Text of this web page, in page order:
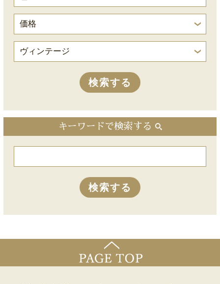
キーワードで検索する